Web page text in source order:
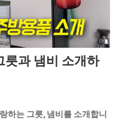
릇과 냄비 소개하
하는 그릇, 냄비를 소개합니